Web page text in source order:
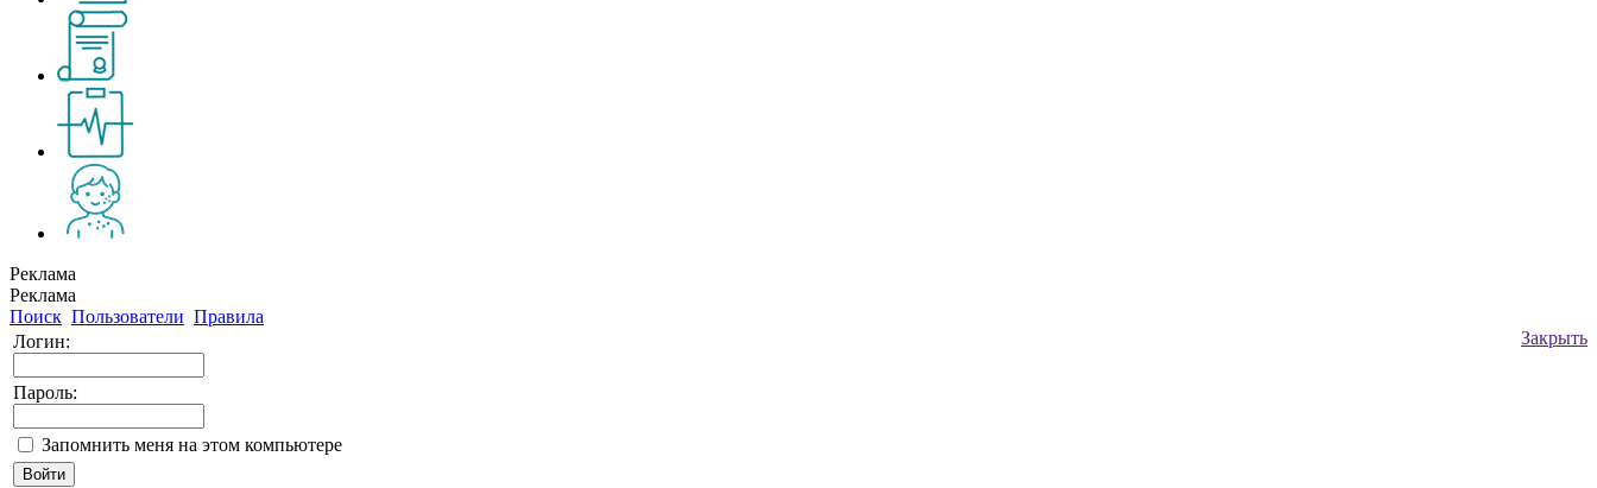
Реклама
Реклама
Поиск Пользователи Правила
Закрыть
Логин:
Пароль:
Запомнить меня на этом компьютере